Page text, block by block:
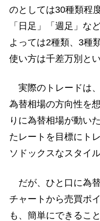
のとしては30種類程
「日足」「週足」な
よっては2種類、3種
使い方は千差万別と
実際のトレードは
為替相場の方向性を
りに為替相場が動い
たレートを目標にト
ソドックスなスタイ
だが、ひと口に為
チャートから売買ポ
も、簡単にできるこ